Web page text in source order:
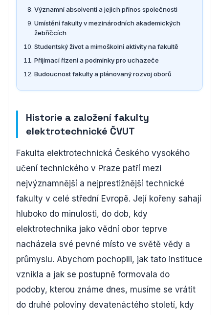
Významní absolventi a jejich přínos společnosti
Umístění fakulty v mezinárodních akademických
žebříčcích
Studentský život a mimoškolní aktivity na fakultě
Přijímací řízení a podmínky pro uchazeče
Budoucnost fakulty a plánovaný rozvoj oborů
Historie a založení fakulty
elektrotechnické ČVUT
Fakulta elektrotechnická Českého vysokého
učení technického v Praze patří mezi
nejvýznamnější a nejprestižnější technické
fakulty v celé střední Evropě. Její kořeny sahají
hluboko do minulosti, do dob, kdy
elektrotechnika jako vědní obor teprve
nacházela své pevné místo ve světě vědy a
průmyslu. Abychom pochopili, jak tato instituce
vznikla a jak se postupně formovala do
podoby, kterou známe dnes, musíme se vrátit
do druhé poloviny devatenáctého století, kdy